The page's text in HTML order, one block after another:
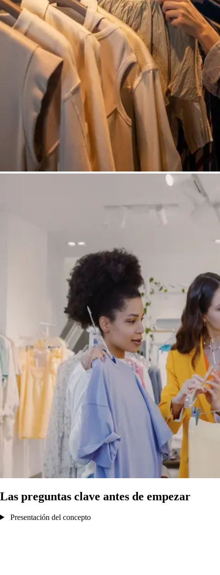
Las preguntas clave antes de empezar
Presentación del concepto